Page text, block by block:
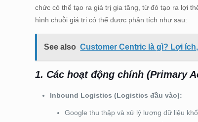
chức có thể tạo ra giá trị gia tăng, từ đó tạo ra lợi
hình chuỗi giá trị có thể được phân tích như sau:
See also Customer Centric là gì? Lợi
1. Các hoạt động chính (Primary
Inbound Logistics (Logistics đầu vào):
Google thu thập và xử lý lượng dữ liệu